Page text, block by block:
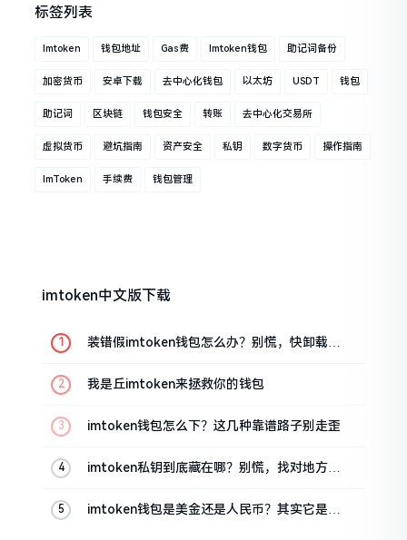
标签列表
Imtoken 钱包地址 Gas费 Imtoken钱包 助记词备份
加密货币 安卓下载 去中心化钱包 以太坊 USDT 钱包
助记词 区块链 钱包安全 转账 去中心化交易所
虚拟货币 避坑指南 资产安全 私钥 数字货币 操作指南
ImToken 手续费 钱包管理
imtoken中文版下载
装错假imtoken钱包怎么办？别慌，快卸载，
我是丘imtoken来拯救你的钱包
imtoken钱包怎么下？这几种靠谱路子别走歪
imtoken私钥到底藏在哪？别慌，找对地方才
imtoken钱包是美金还是人民币？其实它是个